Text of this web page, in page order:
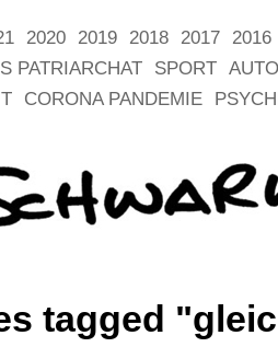
2020 2019 2018 2017 2016
PATRIARCHAT SPORT
CORONA PANDEMIE
tagged